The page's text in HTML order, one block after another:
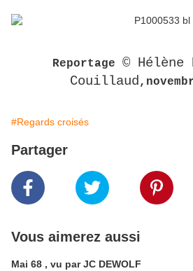
Reportage
© Hélène
Couillaud
#Regards croisés
Partager
Vous aimerez aussi
Mai 68 , vu par JC DEWOLF